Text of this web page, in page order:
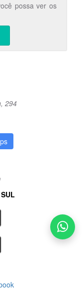
possa ver os
294